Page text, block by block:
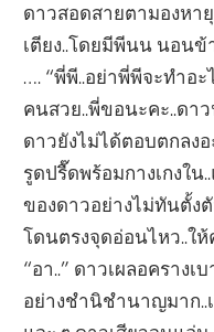
ดาวสอดสายตามองหา
เตียง..โดยมีพีนน นอนข้
…. “พี่พี..อย่าพี่พีจะทำอะ
คนสวย..พี่ขอนะคะ..ดา
ดาวยังไม่ได้ตอบตกลงอ
รูดปรื๊ดพร้อมกางเกงใน
ของดาวอย่างไม่ทันตั้ง
โดนตรงจุดอ่อนไหว..ใ
“อา..” ดาวเผลอคราง
อย่างชำนิชำนาญมาก..